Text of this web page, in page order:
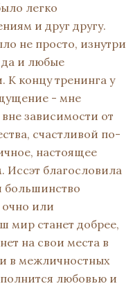
легко
и друг другу.
не просто, изнутри
и любые
К концу тренинга у
- мне
зависимости от
счастливой по-
настоящее
Иссэт благословила
большинство
очно или
мир станет добрее,
на свои места в
в межличностных
любовью и